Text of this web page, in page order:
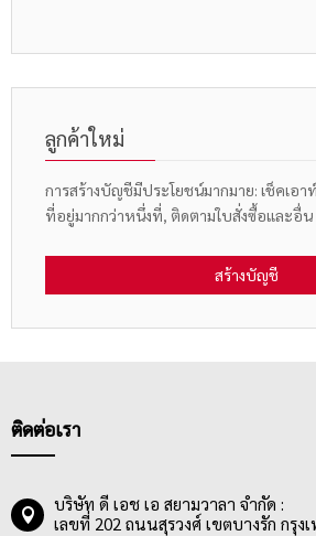
ลูกค้าใหม่
การสร้างบัญชีมีประโยชน์มากมาย: เช็คเอาท์
ที่อยู่มากกว่าหนึ่งที่, ติดตามใบสั่งซื้อและอื่น
สร้างบัญชี
ติดต่อเรา
บริษัท ดี เอช เอ สยามวาลา จำกัด :
เลขที่ 202 ถนนสุรวงศ์ เขตบางรัก กรุง